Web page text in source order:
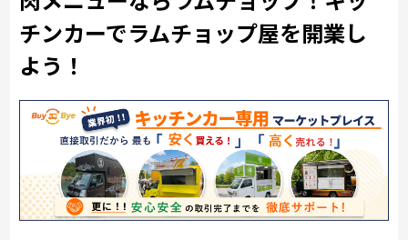
チンカーでラムチョップ屋を開業し
よう！